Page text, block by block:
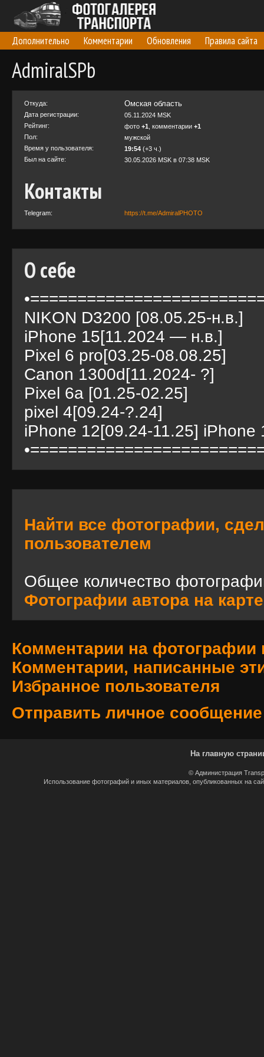
Дополнительно Комментарии Обновления Правила сайта
AdmiralSPb
Откуда: Омская область
Дата регистрации:
05.11.2024 MSK
Рейтинг:
фото +1 , комментарии +1
Пол:
мужской
Время у пользователя:
19:54 (+3 ч.)
Был на сайте:
30.05.2026 MSK в 07:38 MSK
Контакты
Telegram: https://t.me/AdmiralPHOTO
О себе
NIKON D3200 [08.05.25-н.в.]
iPhone 15[11.2024 — н.в.]
Pixel 6 pro[03.25-08.08.25]
Canon 1300d[11.2024- ?]
Pixel 6a [01.25-02.25]
pixel 4[09.24-?.24]
iPhone 12[09.24-11.25] iPhone
Найти все фотографии,
пользователем
Общее количество
Фотографии автора на карте
Комментарии на фотографии
Комментарии, написанные
Избранное пользователя
Отправить личное
На главную
© Администрация
Использование фотографий и иных материалов, опубликованных на